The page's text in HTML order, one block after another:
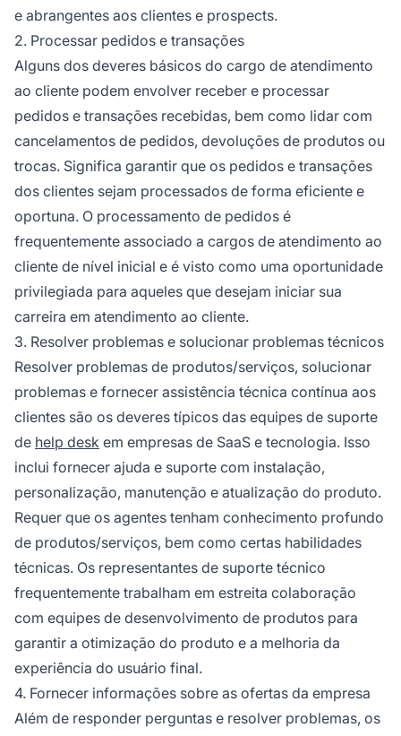
e abrangentes aos clientes e prospects.
2. Processar pedidos e transações
Alguns dos deveres básicos do cargo de atendimento
ao cliente podem envolver receber e processar
pedidos e transações recebidas, bem como lidar com
cancelamentos de pedidos, devoluções de produtos ou
trocas. Significa garantir que os pedidos e transações
dos clientes sejam processados de forma eficiente e
oportuna. O processamento de pedidos é
frequentemente associado a cargos de atendimento ao
cliente de nível inicial e é visto como uma oportunidade
privilegiada para aqueles que desejam iniciar sua
carreira em atendimento ao cliente.
3. Resolver problemas e solucionar problemas técnicos
Resolver problemas de produtos/serviços, solucionar
problemas e fornecer assistência técnica contínua aos
clientes são os deveres típicos das equipes de suporte
de help desk em empresas de SaaS e tecnologia. Isso
inclui fornecer ajuda e suporte com instalação,
personalização, manutenção e atualização do produto.
Requer que os agentes tenham conhecimento profundo
de produtos/serviços, bem como certas habilidades
técnicas. Os representantes de suporte técnico
frequentemente trabalham em estreita colaboração
com equipes de desenvolvimento de produtos para
garantir a otimização do produto e a melhoria da
experiência do usuário final.
4. Fornecer informações sobre as ofertas da empresa
Além de responder perguntas e resolver problemas, os